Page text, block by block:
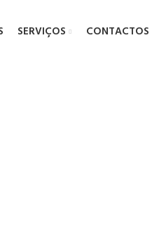
SERVIÇOS CONTACTOS